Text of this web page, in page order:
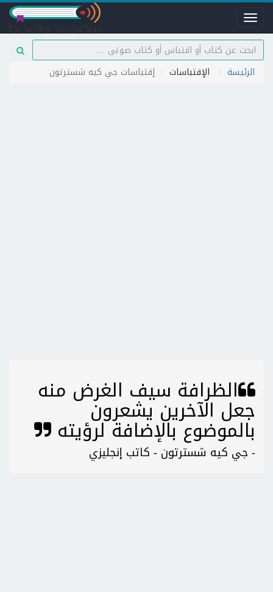
Toggle
navigation
الرئيسة الإقتباسات إقتباسات جي كيه شسترتون
الظرافة سيف الغرض منه
جعل الآخرين يشعرون
بالموضوع بالإضافة لرؤيته
- جي كيه شسترتون - كاتب إنجليزي